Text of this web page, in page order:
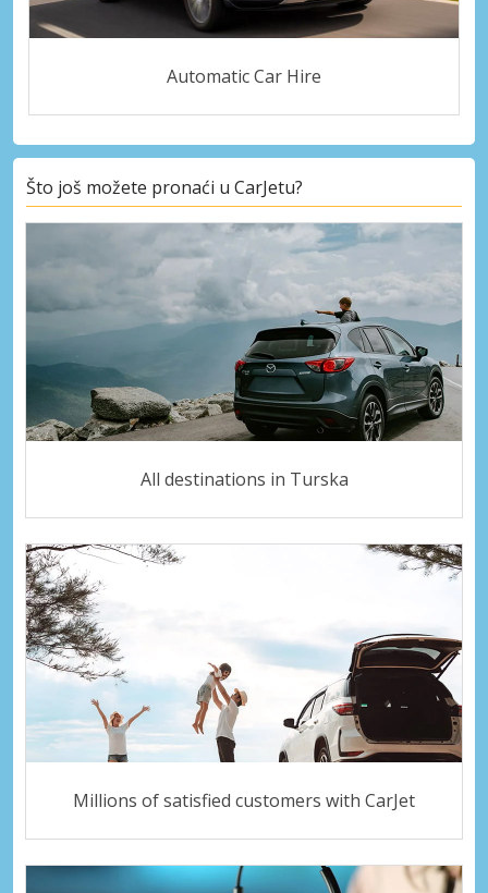
Automatic Car Hire
Što još možete pronaći u CarJetu?
All destinations in Turska
Millions of satisfied customers with CarJet